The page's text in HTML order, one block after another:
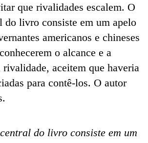
que rivalidades escalem. O
do livro consiste em um apelo
americanos e chineses
o alcance e a
rivalidade, aceitem que haveria
para contê-los. O autor
do livro consiste em um